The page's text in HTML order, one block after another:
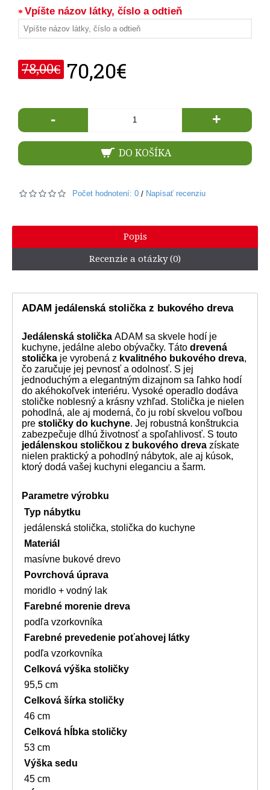
Vpíšte názov látky, číslo a odtieň
78,00€ 70,20€
- +
DO KOŠÍKA
Počet hodnotení: 0 / Napísať recenziu
Popis
Recenzie a otázky (0)
ADAM jedálenská stolička z bukového dreva
Jedálenská stolička ADAM sa skvele hodí je
kuchyne, jedálne alebo obývačky. Táto drevená
stolička je vyrobená z kvalitného bukového dreva,
čo zaručuje jej pevnosť a odolnosť. S jej
jednoduchým a elegantným dizajnom sa ľahko hodí
do akéhokoľvek interiéru. Vysoké operadlo dodáva
stoličke noblesný a krásny vzhľad. Stolička je nielen
pohodlná, ale aj moderná, čo ju robí skvelou voľbou
pre stoličky do kuchyne. Jej robustná konštrukcia
zabezpečuje dlhú životnosť a spoľahlivosť. S touto
jedálenskou stoličkou z bukového dreva získate
nielen praktický a pohodlný nábytok, ale aj kúsok,
ktorý dodá vašej kuchyni eleganciu a šarm.
Parametre výrobku
Typ nábytku
jedálenská stolička, stolička do kuchyne
Materiál
masívne bukové drevo
Povrchová úprava
moridlo + vodný lak
Farebné morenie dreva
podľa vzorkovníka
Farebné prevedenie poťahovej látky
podľa vzorkovníka
Celková výška stoličky
95,5 cm
Celková šírka stoličky
46 cm
Celková hĺbka stoličky
53 cm
Výška sedu
45 cm